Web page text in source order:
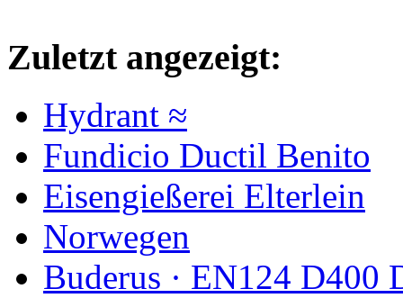
Zuletzt angezeigt:
Hydrant ≈
Fundicio Ductil Benito
Eisengießerei Elterlein
Norwegen
Buderus · EN124 D400